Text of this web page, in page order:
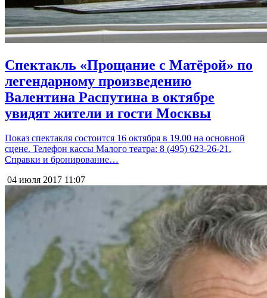
Спектакль «Прощание с Матёрой» по
легендарному произведению
Валентина Распутина в октябре
увидят жители и гости Москвы
Показ спектакля состоится 16 октября в 19.00 на основной
сцене. Телефон кассы Малого театра: 8 (495) 623-26-21.
Справки и бронирование…
04 июля 2017 11:07